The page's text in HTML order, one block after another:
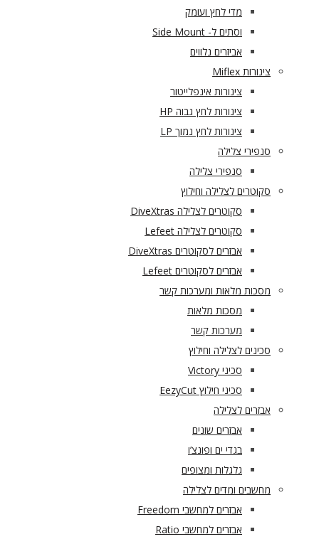
מדי לחץ ועומק
וסתים ל- Side Mount
אביזרים נלווים
צינורות Miflex
צינורות אינפלייטור
צינורות לחץ גבוה HP
צינורות לחץ נמוך LP
סנפירי צלילה
סנפירי צלילה
סקוטרים לצלילה וחילוץ
סקוטרים לצלילה DiveXtras
סקוטרים לצלילה Lefeet
אבזרים לסקוטרים DiveXtras
אבזרים לסקוטרים Lefeet
מסכות מלאות ומערכות קשר
מסכות מלאות
מערכות קשר
סכינים לצלילה וחילוץ
סכיני Victory
סכיני חילוץ EezyCut
אבזרים לצלילה
אבזרים שונים
בגדי ים ופונצ’ו
גלגלות ומצופים
מחשבים ומדים לצלילה
אבזרים למחשבי Freedom
אבזרים למחשבי Ratio